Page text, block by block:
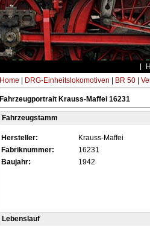
Home DRG-Einheitslokomotiven BR 50|
Fahrzeugportrait Krauss-Maffei 16231
Fahrzeugstamm
Hersteller:
Krauss-Maffei
Fabriknummer:
16231
Baujahr:
1942
Lebenslauf